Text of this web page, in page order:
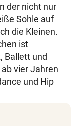
der nicht nur
Sohle auf
die Kleinen.
ist
Ballett und
vier Jahren
und Hip